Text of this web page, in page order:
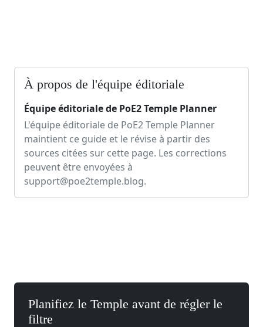
À propos de l'équipe éditoriale
Équipe éditoriale de PoE2 Temple Planner
L'équipe éditoriale de PoE2 Temple Planner
maintient ce guide et le révise à partir des
sources citées sur cette page. Les corrections
peuvent être envoyées à
support@poe2temple.blog.
Planifiez le Temple avant de régler le
filtre